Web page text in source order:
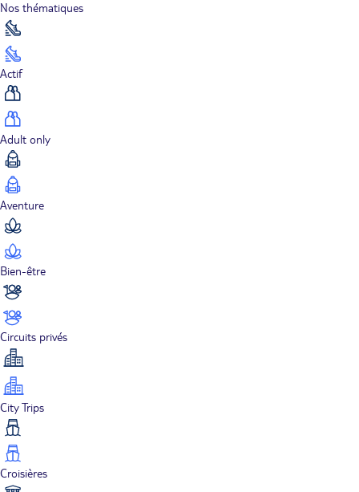
Nos thématiques
Actif
Adult only
Aventure
Bien-être
Circuits privés
City Trips
Croisières